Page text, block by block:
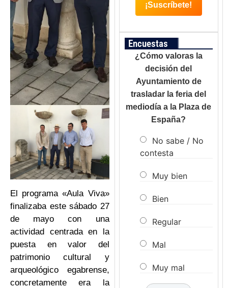
El programa «Aula Viva»
finalizaba este sábado 27
de mayo con una
actividad centrada en la
puesta en valor del
patrimonio cultural y
arqueológico egabrense,
concretamente era la
Encuestas
¿Cómo valoras la
decisión del
Ayuntamiento de
trasladar la feria del
mediodía a la Plaza de
España?
No sabe / No
contesta
Muy bien
Bien
Regular
Mal
Muy mal